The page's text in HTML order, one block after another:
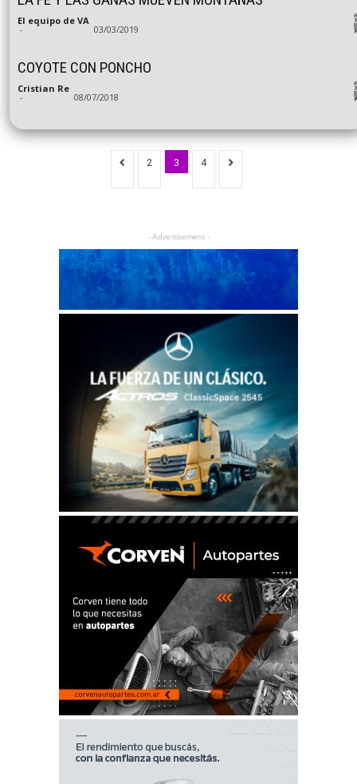
El equipo de VA
- 03/03/2019
COYOTE CON PONCHO
Cristian Re
- 08/07/2018
2 3 4
- Advertisement -